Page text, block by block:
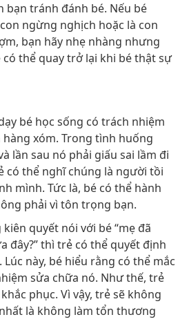
bạn tránh đánh bé. Nếu bé
ngừng nghịch hoặc là con
bạn hãy nhẹ nhàng nhưng
thể quay trở lại khi bé thật sự
bé học sống có trách nhiệm
hàng xóm. Trong tình huống
lần sau nó phải giấu sai lầm đi
có thể nghĩ chúng là người tồi
mình. Tức là, bé có thể hành
phải vì tôn trọng bạn.
quyết nói với bé “mẹ đã
đây?” thì trẻ có thể quyết định
này, bé hiểu rằng có thể mắc
sửa chữa nó. Như thế, trẻ
phục. Vì vậy, trẻ sẽ không
là không làm tổn thương